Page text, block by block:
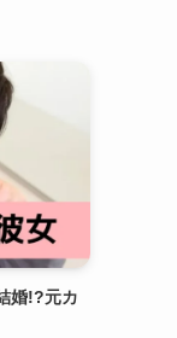
婚!?元カ